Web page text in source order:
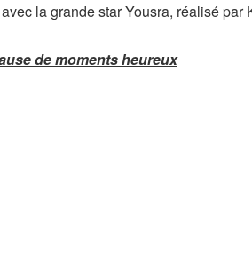
la grande star Yousra, réalisé par
de moments heureux